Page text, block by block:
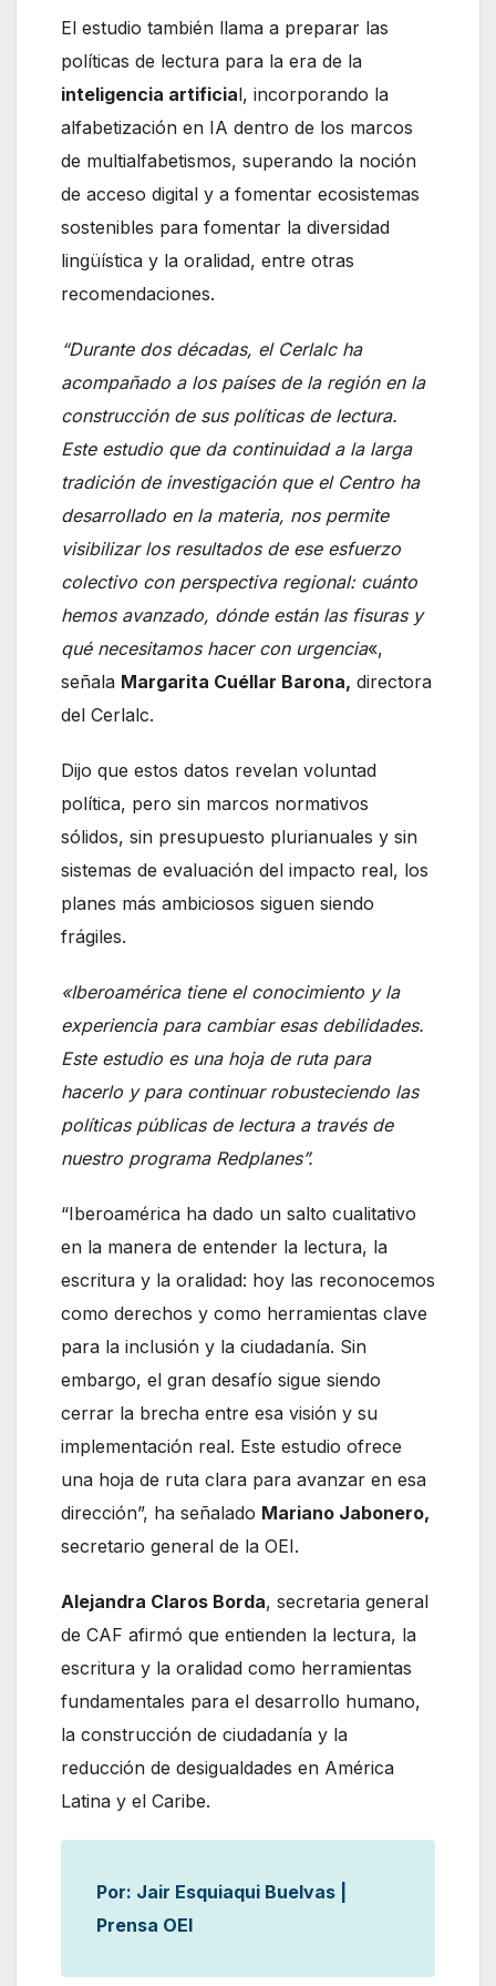
El estudio también llama a preparar las
políticas de lectura para la era de la
inteligencia artificial, incorporando la
alfabetización en IA dentro de los marcos
de multialfabetismos, superando la noción
de acceso digital y a fomentar ecosistemas
sostenibles para fomentar la diversidad
lingüística y la oralidad, entre otras
recomendaciones.
“Durante dos décadas, el Cerlalc ha
acompañado a los países de la región en la
construcción de sus políticas de lectura.
Este estudio que da continuidad a la larga
tradición de investigación que el Centro ha
desarrollado en la materia, nos permite
visibilizar los resultados de ese esfuerzo
colectivo con perspectiva regional: cuánto
hemos avanzado, dónde están las fisuras y
qué necesitamos hacer con urgencia«,
señala Margarita Cuéllar Barona, directora
del Cerlalc.
Dijo que estos datos revelan voluntad
política, pero sin marcos normativos
sólidos, sin presupuesto plurianuales y sin
sistemas de evaluación del impacto real, los
planes más ambiciosos siguen siendo
frágiles.
«Iberoamérica tiene el conocimiento y la
experiencia para cambiar esas debilidades.
Este estudio es una hoja de ruta para
hacerlo y para continuar robusteciendo las
políticas públicas de lectura a través de
nuestro programa Redplanes”.
“Iberoamérica ha dado un salto cualitativo
en la manera de entender la lectura, la
escritura y la oralidad: hoy las reconocemos
como derechos y como herramientas clave
para la inclusión y la ciudadanía. Sin
embargo, el gran desafío sigue siendo
cerrar la brecha entre esa visión y su
implementación real. Este estudio ofrece
una hoja de ruta clara para avanzar en esa
dirección”, ha señalado Mariano Jabonero,
secretario general de la OEI.
Alejandra Claros Borda, secretaria general
de CAF afirmó que entienden la lectura, la
escritura y la oralidad como herramientas
fundamentales para el desarrollo humano,
la construcción de ciudadanía y la
reducción de desigualdades en América
Latina y el Caribe.
Por: Jair Esquiaqui Buelvas |
Prensa OEI